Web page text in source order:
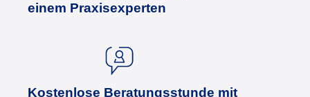
einem Praxisexperten
Kostenlose Beratungsstunde mit